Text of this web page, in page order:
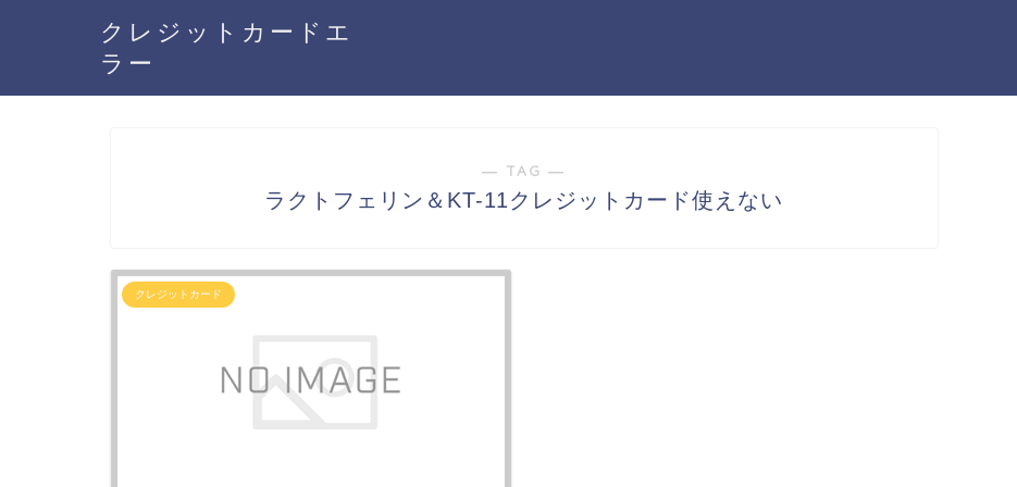
クレジットカードエ
ラー
― TAG ―
ラクトフェリン＆KT-11クレジットカード使えない
クレジットカード